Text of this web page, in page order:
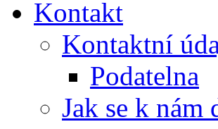
Kontakt
Kontaktní
Podatelna
Jak se k nám